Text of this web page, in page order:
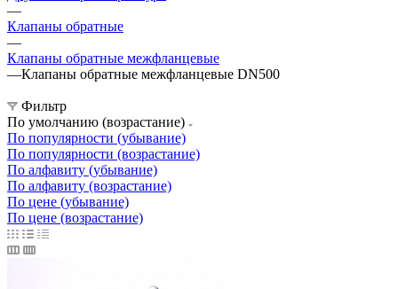
—
Клапаны обратные
—
Клапаны обратные межфланцевые
—Клапаны обратные межфланцевые DN500
Фильтр
По умолчанию (возрастание)
По популярности (убывание)
По популярности (возрастание)
По алфавиту (убывание)
По алфавиту (возрастание)
По цене (убывание)
По цене (возрастание)